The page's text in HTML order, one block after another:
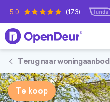
5.0 (173)
OpenDeur
Terug naar woningaanbod
Te koop